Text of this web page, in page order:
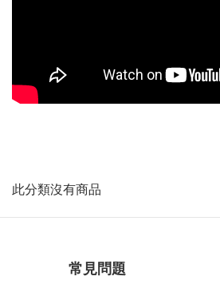
此分類沒有商品
常見問題